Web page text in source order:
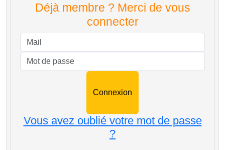
Déjà membre ? Merci de vous
connecter
Vous avez oublié votre mot de passe
?